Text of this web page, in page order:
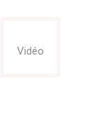
Vidéo